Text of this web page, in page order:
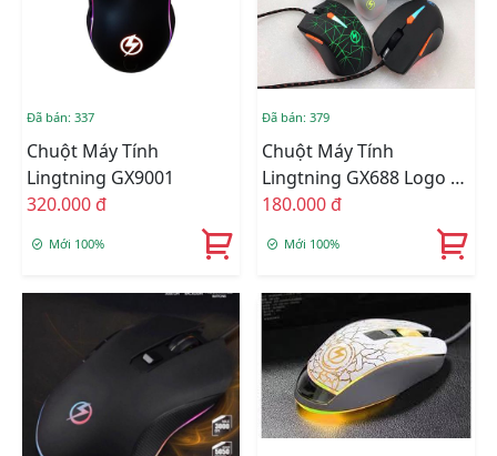
Đã bán: 337
Chuột Máy Tính
Lingtning GX9001
320.000 đ
Mới 100%
Đã bán: 379
Chuột Máy Tính
Lingtning GX688 Logo 7
Màu Tự Thay Đổi
180.000 đ
Mới 100%